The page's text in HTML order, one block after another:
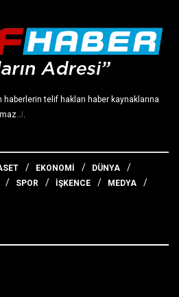
haberlerin telif hakları haber kaynaklarına
J.
EKONOMİ
DÜNYA
SPOR İŞKENCE
MEDYA